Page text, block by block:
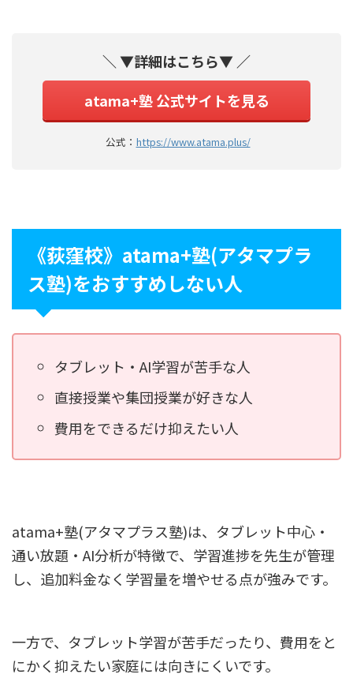
＼ ▼詳細はこちら▼ ／
atama+塾 公式サイトを見る
公式： https://www.atama.plus/
《荻窪校》atama+塾(アタマプラ
ス塾)をおすすめしない人
タブレット・AI学習が苦手な人
直接授業や集団授業が好きな人
費用をできるだけ抑えたい人
atama+塾(アタマプラス塾)は、タブレット中心・
通い放題・AI分析が特徴で、学習進捗を先生が管理
し、追加料金なく学習量を増やせる点が強みです。
一方で、タブレット学習が苦手だったり、費用をと
にかく抑えたい家庭には向きにくいです。